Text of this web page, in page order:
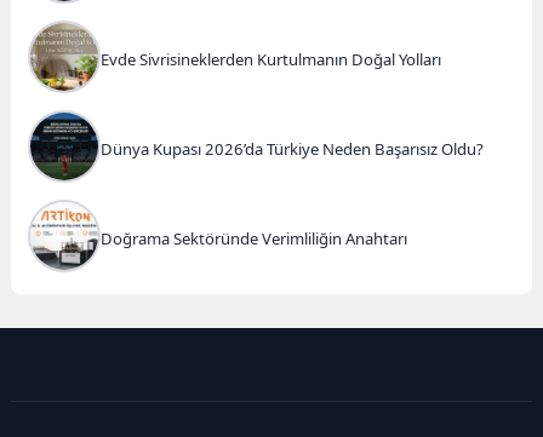
Evde Sivrisineklerden Kurtulmanın Doğal Yolları
Dünya Kupası 2026’da Türkiye Neden Başarısız Oldu?
Doğrama Sektöründe Verimliliğin Anahtarı